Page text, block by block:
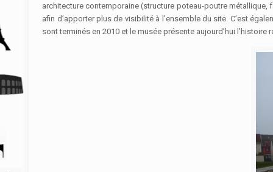
architecture contemporaine (structure poteau-poutre métallique,
afin d’apporter plus de visibilité à l’ensemble du site. C’est
sont terminés en 2010 et le musée présente aujourd’hui